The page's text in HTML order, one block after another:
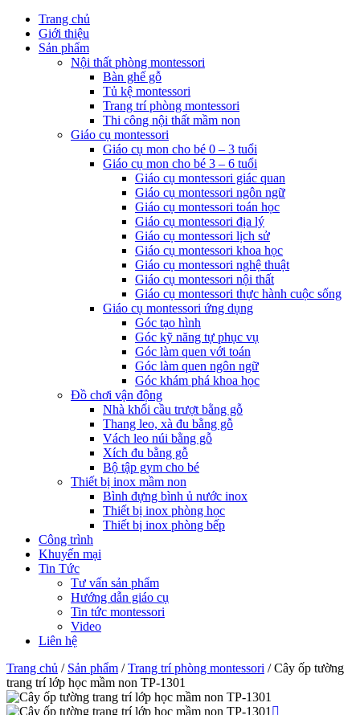
Trang chủ
Giới thiệu
Sản phẩm
Nội thất phòng montessori
Bàn ghế gỗ
Tủ kệ montessori
Trang trí phòng montessori
Thi công nội thất mầm non
Giáo cụ montessori
Giáo cụ mon cho bé 0 – 3 tuổi
Giáo cụ mon cho bé 3 – 6 tuổi
Giáo cụ montessori giác quan
Giáo cụ montessori ngôn ngữ
Giáo cụ montessori toán học
Giáo cụ montessori địa lý
Giáo cụ montessori lịch sử
Giáo cụ montessori khoa học
Giáo cụ montessori nghệ thuật
Giáo cụ montessori nội thất
Giáo cụ montessori thực hành cuộc sống
Giáo cụ montessori ứng dụng
Góc tạo hình
Góc kỹ năng tự phục vụ
Góc làm quen với toán
Góc làm quen ngôn ngữ
Góc khám phá khoa học
Đồ chơi vận động
Nhà khối cầu trượt bằng gỗ
Thang leo, xà đu bằng gỗ
Vách leo núi bằng gỗ
Xích đu bằng gỗ
Bộ tập gym cho bé
Thiết bị inox mầm non
Bình đựng bình ủ nước inox
Thiết bị inox phòng học
Thiết bị inox phòng bếp
Công trình
Khuyến mại
Tin Tức
Tư vấn sản phẩm
Hướng dẫn giáo cụ
Tin tức montessori
Video
Liên hệ
Trang chủ / Sản phẩm /Trang trí phòng montessori / Cây ốp tường
trang trí lớp học mầm non TP-1301